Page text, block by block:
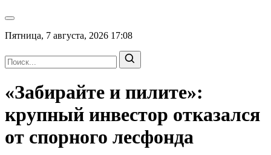
Пятница, 7 августа, 2026 17:08
«Забирайте и пилите»:
крупный инвестор отказался
от спорного лесфонда